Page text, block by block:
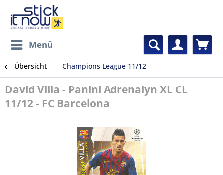
Menü
Übersicht Champions League 11/12
David Villa - Panini Adrenalyn XL CL
11/12 - FC Barcelona